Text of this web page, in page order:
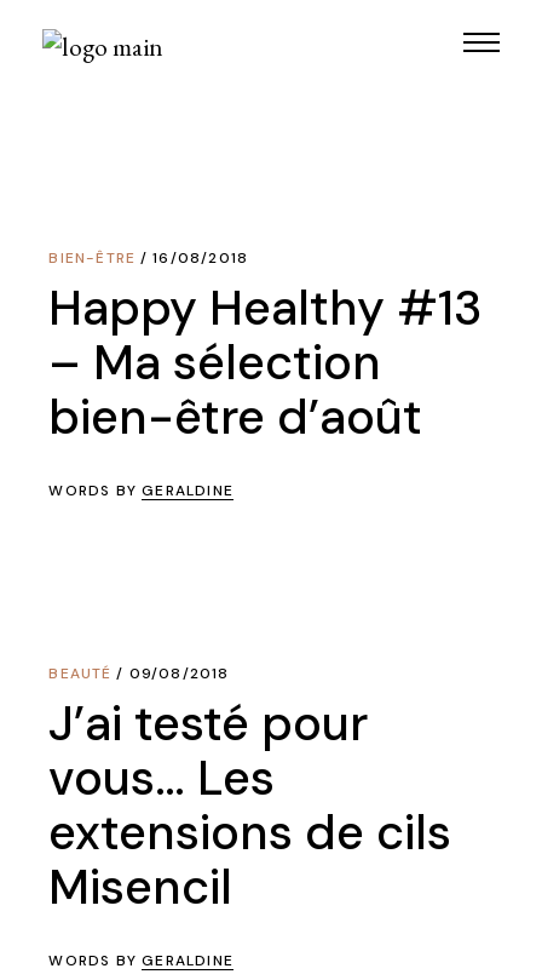
BIEN-ÊTRE 16/08/2018
Happy Healthy #13
– Ma sélection
bien-être d’août
WORDS BYGERALDINE
BEAUTÉ 09/08/2018
J’ai testé pour
vous… Les
extensions de cils
Misencil
WORDS BYGERALDINE